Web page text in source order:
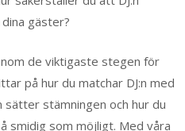
gäster?
de viktigaste stegen för
på hur du matchar DJ:n med
stämningen och hur du
smidig som möjligt. Med våra